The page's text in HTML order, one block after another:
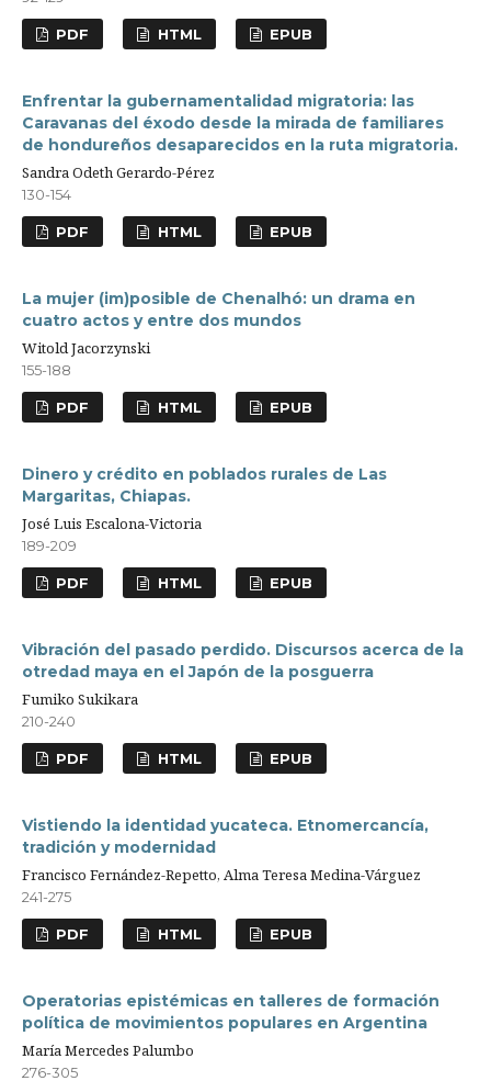
PDF HTML EPUB
Enfrentar la gubernamentalidad migratoria: las
Caravanas del éxodo desde la mirada de familiares
de hondureños desaparecidos en la ruta migratoria.
Sandra Odeth Gerardo-Pérez
130-154
PDF HTML EPUB
La mujer (im)posible de Chenalhó: un drama en
cuatro actos y entre dos mundos
Witold Jacorzynski
155-188
PDF HTML EPUB
Dinero y crédito en poblados rurales de Las
Margaritas, Chiapas.
José Luis Escalona-Victoria
189-209
PDF HTML EPUB
Vibración del pasado perdido. Discursos acerca de la
otredad maya en el Japón de la posguerra
Fumiko Sukikara
210-240
PDF HTML EPUB
Vistiendo la identidad yucateca. Etnomercancía,
tradición y modernidad
Francisco Fernández-Repetto, Alma Teresa Medina-Várguez
241-275
PDF HTML EPUB
Operatorias epistémicas en talleres de formación
política de movimientos populares en Argentina
María Mercedes Palumbo
276-305